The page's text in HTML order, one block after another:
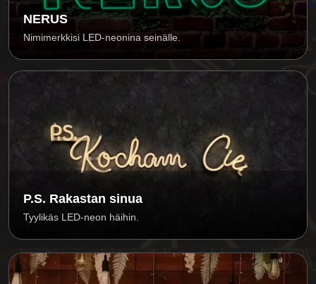
NERUS
Nimimerkkisi LED-neonina seinälle.
P.S. Rakastan sinua
Tyylikäs LED-neon häihin.